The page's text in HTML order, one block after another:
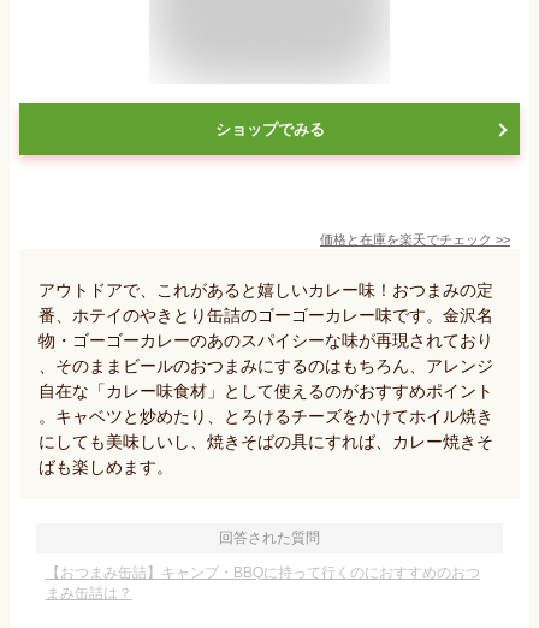
ショップでみる
価格と在庫を楽天でチェック >>
アウトドアで、これがあると嬉しいカレー味！おつまみの定
番、ホテイのやきとり缶詰のゴーゴーカレー味です。金沢名
物・ゴーゴーカレーのあのスパイシーな味が再現されており
、そのままビールのおつまみにするのはもちろん、アレンジ
自在な「カレー味食材」として使えるのがおすすめポイント
。キャベツと炒めたり、とろけるチーズをかけてホイル焼き
にしても美味しいし、焼きそばの具にすれば、カレー焼きそ
ばも楽しめます。
回答された質問
【おつまみ缶詰】キャンプ・BBQに持って行くのにおすすめのおつ
まみ缶詰は？